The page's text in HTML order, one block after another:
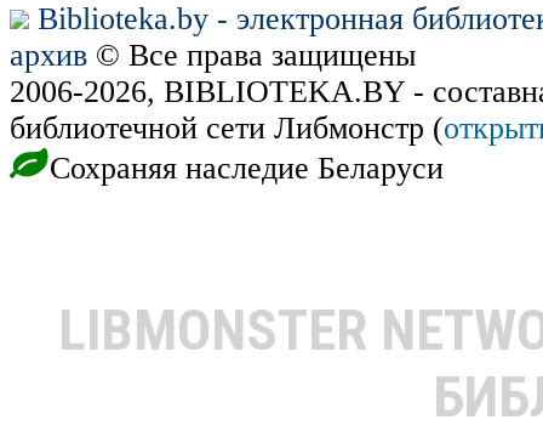
Biblioteka.by - электронная
архив © Все права защищены
2006-2026, BIBLIOTEKA.BY -
библиотечной сети Либмонстр (
Сохраняя наследие Беларуси
LIBMONSTER